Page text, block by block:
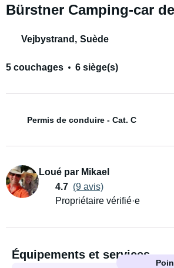
Bürstner Camping-car
Vejbystrand , Suède
5 couchages 6 siège(s)
Permis de conduire - Cat. C
Loué par Mikael
4.7 (9 avis)
Propriétaire vérifié·e
Équipements et services